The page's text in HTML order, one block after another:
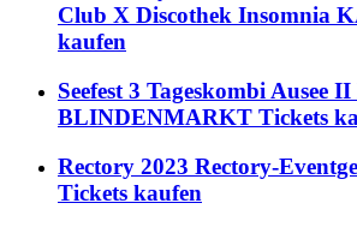
Club X Discothek Insomnia
kaufen
Seefest 3 Tageskombi Ausee
BLINDENMARKT Tickets
Rectory 2023 Rectory-
Tickets kaufen